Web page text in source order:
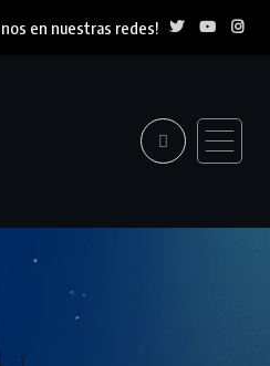
en nuestras redes!